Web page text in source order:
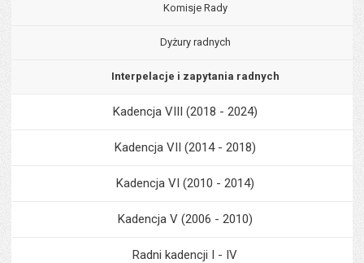
Komisje Rady
Dyżury radnych
Interpelacje i zapytania radnych
Kadencja VIII (2018 - 2024)
Kadencja VII (2014 - 2018)
Kadencja VI (2010 - 2014)
Kadencja V (2006 - 2010)
Radni kadencji I - IV